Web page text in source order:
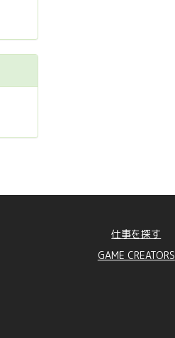
仕事を探す
GAME CREATORS